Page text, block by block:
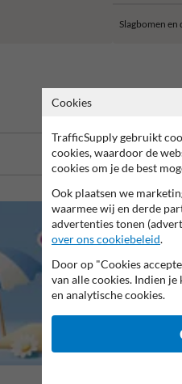
Slagbomen
Cookies
TrafficSupply gebruikt
cookies, waardoor de
cookies om je de best
Ook plaatsen we
waarmee wij en derde
advertenties tonen
over ons cookiebeleid.
Door op "Cookies
van alle cookies. Indien je
en analytische cookies.